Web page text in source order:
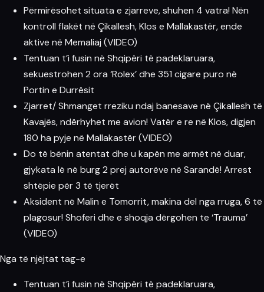
Përmirësohet situata e zjarreve, shuhen 4 vatra! Nën
kontroll flakët në Çikallesh, Klos e Mallakastër, ende
aktive në Memaliaj (VIDEO)
Tentuan t’i fusin në Shqipëri të padeklaruara,
sekuestrohen 2 ora ‘Rolex’ dhe 351 cigare puro në
Portin e Durrësit
Zjarret/ Shmanget rreziku ndaj banesave në Çikallesh të
Kavajës, ndërhyhet me avion! Vatër e re në Klos, digjen
180 ha pyje në Mallakastër (VIDEO)
Do të bënin atentat dhe u kapën me armët në duar,
gjykata lë në burg 2 prej autorëve në Sarandë! Arrest
shtëpie për 3 të tjerët
Aksident në Malin e Tomorrit, makina del nga rruga, 6 të
plagosur! Shoferi dhe e shoqja dërgohen te ‘Trauma’
(VIDEO)
Nga të njëjtat tag-e
Tentuan t’i fusin në Shqipëri të padeklaruara,